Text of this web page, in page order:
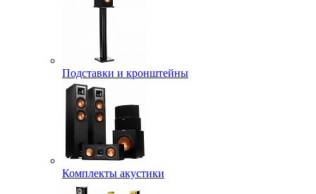
Подставки и кронштейны
Комплекты акустики